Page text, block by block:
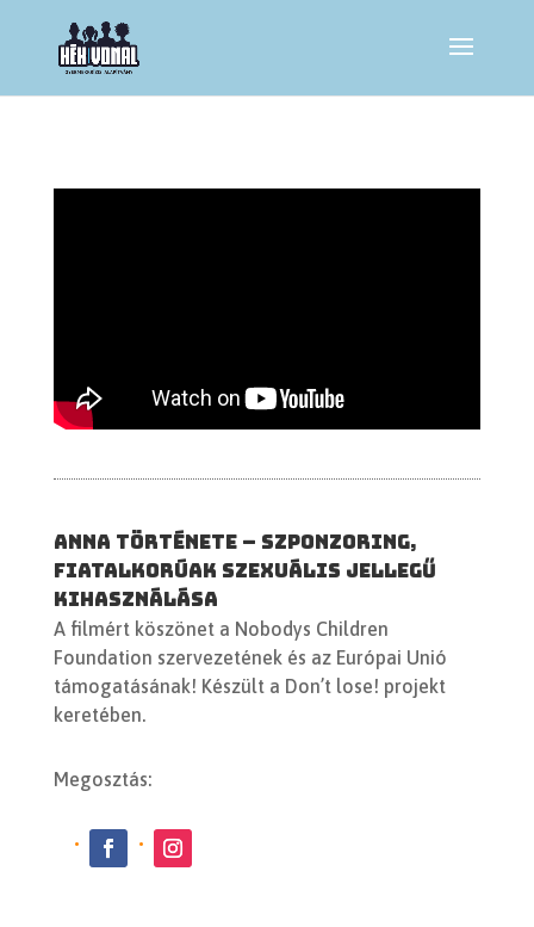
Anna története – szponzoring,
fiatalkorúak szexuális jellegű
kihasználása
A filmért köszönet a Nobodys Children
Foundation szervezetének és az Európai Unió
támogatásának! Készült a Don’t lose! projekt
keretében.
Megosztás: